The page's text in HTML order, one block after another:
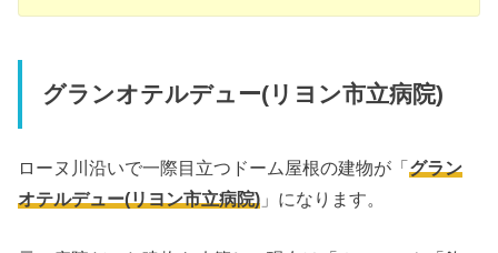
グランオテルデュー(リヨン市立病院)
ローヌ川沿いで一際目立つドーム屋根の建物が「グラン
オテルデュー(リヨン市立病院) 」になります。